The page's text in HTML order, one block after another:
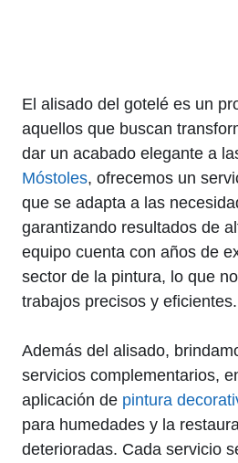
El alisado del gotelé es un
aquellos que buscan
dar un acabado elegante a
Móstoles, ofrecemos un
que se adapta a las
garantizando resultados de
equipo cuenta con años de
sector de la pintura, lo que
trabajos precisos y eficientes.
Además del alisado,
servicios complementarios,
aplicación de pintura
para humedades y la
deterioradas. Cada servicio